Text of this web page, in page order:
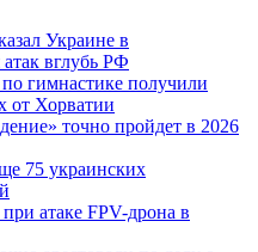
Украине в
вглубь РФ
гимнастике получили
от Хорватии
точно пройдет в 2026
75 украинских
атаке FPV-дрона в